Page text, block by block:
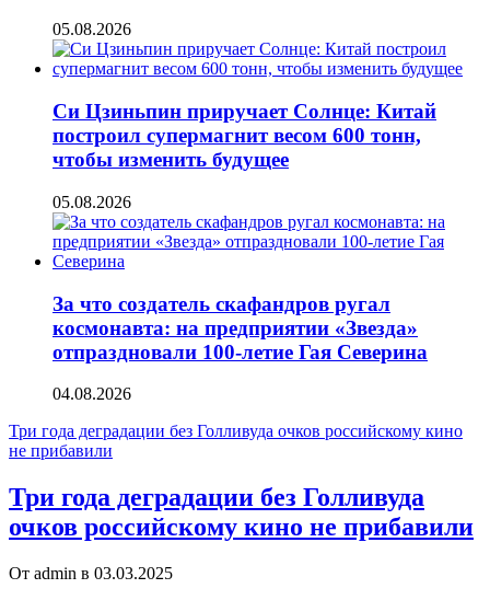
05.08.2026
Си Цзиньпин приручает Солнце: Китай
построил супермагнит весом 600 тонн,
чтобы изменить будущее
05.08.2026
За что создатель скафандров ругал
космонавта: на предприятии «Звезда»
отпраздновали 100-летие Гая Северина
04.08.2026
НОВОСТИ
СЕГОДНЯ
Три года деградации без Голливуда очков российскому кино
не прибавили
Три года деградации без Голливуда
очков российскому кино не прибавили
От admin в 03.03.2025